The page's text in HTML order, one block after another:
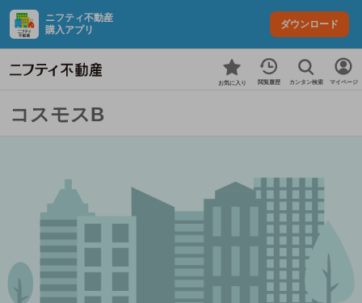
ニフティ不動産
購入アプリ
ダウンロード
お気に入り 閲覧履歴 カンタン検索 マイページ
コスモスB